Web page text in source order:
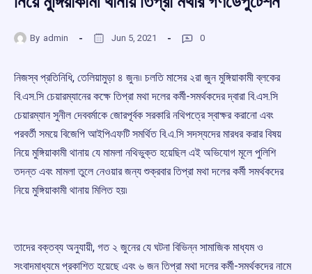
By admin Jun 5, 2021 0
নিজস্ব প্রতিনিধি, তেলিয়ামুড়া ৪ জুন৷৷ চলতি মাসের ২রা জুন মুঙ্গিয়াকামী ব্লকের
বি.এস.সি চেয়ারম্যানের কক্ষে তিপ্রা মথা দলের কর্মী-সমর্থকদের দ্বারা বি.এস.সি
চেয়ারম্যান সুনীল দেববর্মাকে জোরপূর্বক সরকারি নথিপত্রে স্বাক্ষর করানো এবং
পরবর্তী সময়ে বিজেপি আইপিএফটি সমর্থিত বি.এ.সি সদস্যদের মারধর করার বিষয়
নিয়ে মুঙ্গিয়াকামী থানায় যে মামলা নথিভুক্ত হয়েছিল এই অভিযোগ মূলে পুলিশি
তদন্ত এবং মামলা তুলে নেওয়ার জন্য শুক্রবার তিপ্রা মথা দলের কর্মী সমর্থকদের
নিয়ে মুঙ্গিয়াকামী থানায় মিলিত হয়৷
তাদের বক্তব্য অনুযায়ী, গত ২ জুনের যে ঘটনা বিভিন্ন সামাজিক মাধ্যম ও
সংবাদমাধ্যমে প্রকাশিত হয়েছে এবং ৬ জন তিপ্রা মথা দলের কর্মী-সমর্থকদের নামে